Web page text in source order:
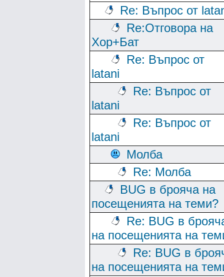
Re: Въпрос от
Re:Отговора на
Хор+Бат
Re: Въпрос от
latani
Re: Въпрос от
latani
Re: Въпрос от
latani
Молба
Re: Молба
BUG в брояча на
посещенията на теми?
Re: BUG в
на посещенията на
Re: BUG в
на посещенията на